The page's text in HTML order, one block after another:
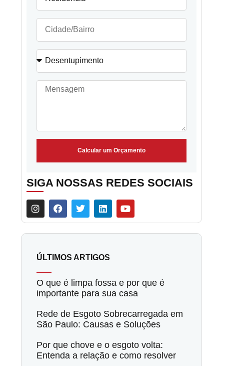
Calcular um Orçamento
SIGA NOSSAS REDES SOCIAIS
ÚLTIMOS ARTIGOS
O que é limpa fossa e por que é
importante para sua casa
Rede de Esgoto Sobrecarregada em
São Paulo: Causas e Soluções
Por que chove e o esgoto volta:
Entenda a relação e como resolver